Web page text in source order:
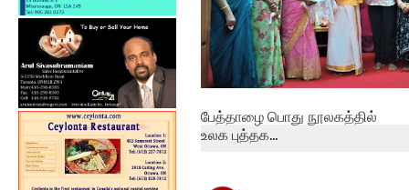
பேத்தாழை பொது நூலகத்தில்
உலக புத்தக...